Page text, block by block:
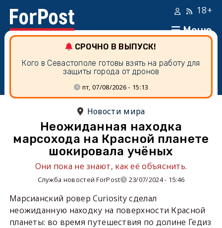
Меню
18+
СРОЧНО В ВЫПУСК!
Кого в Севастополе готовы взять на работу для
защиты города от дронов
пт, 07/08/2026 - 15:13
Новости мира
Неожиданная находка
марсохода на Красной планете
шокировала учёных
Они пока не знают, как её объяснить.
Служба новостей ForPost 23/07/2024 - 15:46
Марсианский ровер Curiosity сделал
неожиданную находку на поверхности Красной
планеты: во время путешествия по ‌долине Гедиз